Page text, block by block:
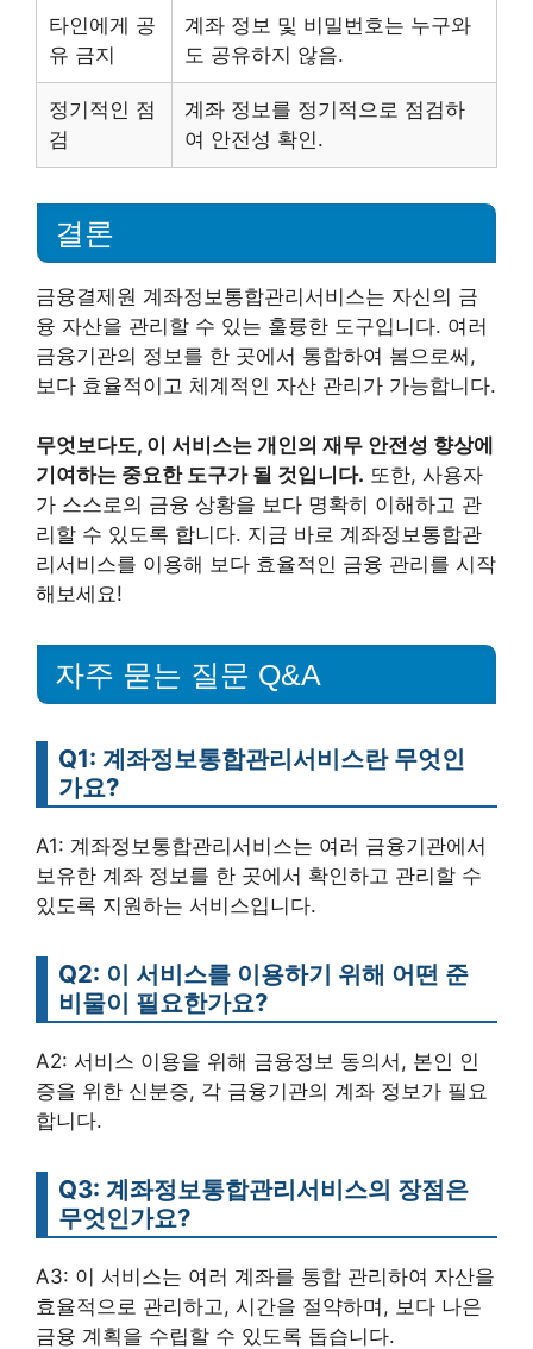
타인에게 공
유 금지
계좌 정보 및 비밀번호는 누구와
도 공유하지 않음.
정기적인 점
검
계좌 정보를 정기적으로 점검하
여 안전성 확인.
결론
금융결제원 계좌정보통합관리서비스는 자신의 금
융 자산을 관리할 수 있는 훌륭한 도구입니다. 여러
금융기관의 정보를 한 곳에서 통합하여 봄으로써,
보다 효율적이고 체계적인 자산 관리가 가능합니다.
무엇보다도, 이 서비스는 개인의 재무 안전성 향상에
기여하는 중요한 도구가 될 것입니다. 또한, 사용자
가 스스로의 금융 상황을 보다 명확히 이해하고 관
리할 수 있도록 합니다. 지금 바로 계좌정보통합관
리서비스를 이용해 보다 효율적인 금융 관리를 시작
해보세요!
자주 묻는 질문 Q&A
Q1: 계좌정보통합관리서비스란 무엇인
가요?
A1: 계좌정보통합관리서비스는 여러 금융기관에서
보유한 계좌 정보를 한 곳에서 확인하고 관리할 수
있도록 지원하는 서비스입니다.
Q2: 이 서비스를 이용하기 위해 어떤 준
비물이 필요한가요?
A2: 서비스 이용을 위해 금융정보 동의서, 본인 인
증을 위한 신분증, 각 금융기관의 계좌 정보가 필요
합니다.
Q3: 계좌정보통합관리서비스의 장점은
무엇인가요?
A3: 이 서비스는 여러 계좌를 통합 관리하여 자산을
효율적으로 관리하고, 시간을 절약하며, 보다 나은
금융 계획을 수립할 수 있도록 돕습니다.